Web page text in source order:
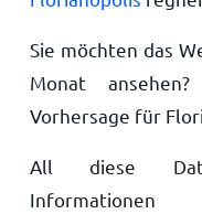
Sie möchten das
Monat
Vorhersage für
All diese